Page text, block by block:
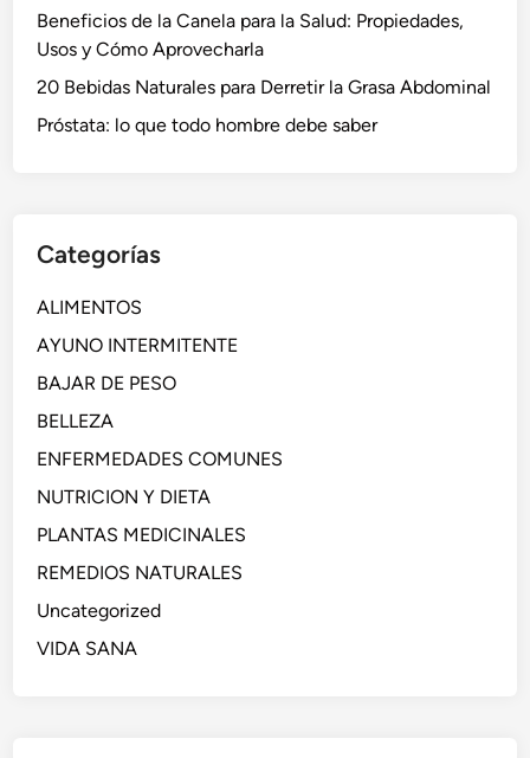
Beneficios de la Canela para la Salud: Propiedades,
Usos y Cómo Aprovecharla
20 Bebidas Naturales para Derretir la Grasa Abdominal
Próstata: lo que todo hombre debe saber
Categorías
ALIMENTOS
AYUNO INTERMITENTE
BAJAR DE PESO
BELLEZA
ENFERMEDADES COMUNES
NUTRICION Y DIETA
PLANTAS MEDICINALES
REMEDIOS NATURALES
Uncategorized
VIDA SANA